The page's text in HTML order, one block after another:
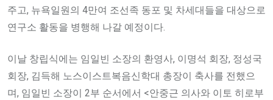
주고, 뉴욕일원의 4만여 조선족 동포 및 차세대들을 대상으로
연구소 활동을 병행해 나갈 예정이다.
이날 창립식에는 임일빈 소장의 환영사, 이명석 회장, 정성국
회장, 김득해 노스이스트복음신학대 총장이 축사를 전했으
며, 임일빈 소장이 2부 순서에서 <안중근 의사와 이토 히로부